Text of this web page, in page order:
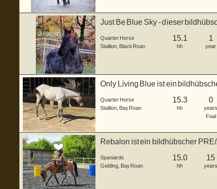
Just Be Blue Sky - dieser
Quarter Horse
Stallion Black Roan
15.1
hh
1
year
Only Living Blue ist ein
Quarter Horse
Stallion Bay Roan
15.3
hh
0
years
Foal
Rebalon ist ein bildhübscher
Spaniards
Gelding Bay Roan
15.0
hh
15
years